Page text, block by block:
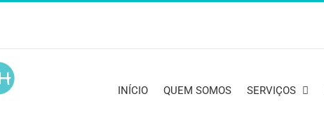
INÍCIO QUEM SOMOS SERVIÇOS